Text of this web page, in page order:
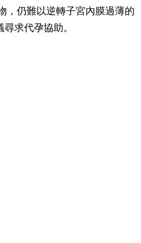
，仍難以逆轉子宮內膜過薄的
求代孕協助。